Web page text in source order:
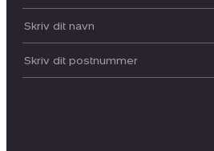
Dit navn:
Postnummer